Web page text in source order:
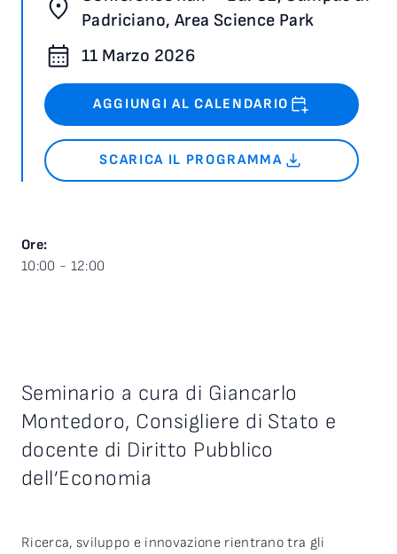
Padriciano, Area Science Park
11 Marzo 2026
AGGIUNGI AL CALENDARIO
SCARICA IL PROGRAMMA
Ore:
10:00 - 12:00
Seminario a cura di Giancarlo
Montedoro, Consigliere di Stato e
docente di Diritto Pubblico
dell’Economia
Ricerca, sviluppo e innovazione rientrano tra gli